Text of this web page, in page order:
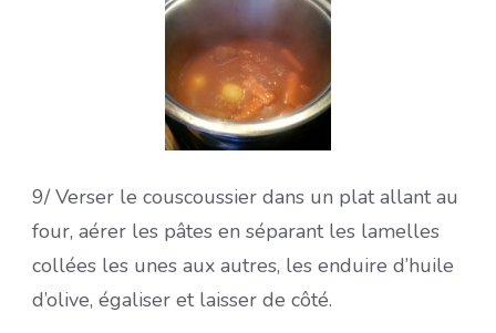
9/ Verser le couscoussier dans un plat allant au
four, aérer les pâtes en séparant les lamelles
collées les unes aux autres, les enduire d’huile
d’olive, égaliser et laisser de côté.